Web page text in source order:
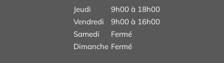
Jeudi
9h00 à 18h00
Vendredi
9h00 à 16h00
Samedi
Fermé
Dimanche Fermé